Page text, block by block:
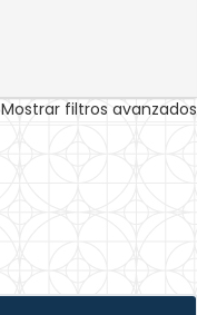
Mostrar filtros avanzados